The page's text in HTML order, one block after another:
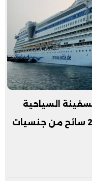
السياحية
AIDA STELLA وعلى متنها 2715 سائح من جنسيات